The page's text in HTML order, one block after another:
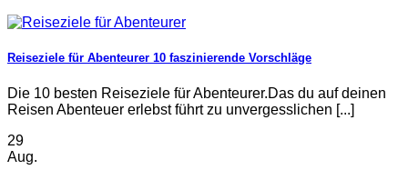
Reiseziele für Abenteurer 10 faszinierende Vorschläge
Die 10 besten Reiseziele für Abenteurer.Das du auf deinen
Reisen Abenteuer erlebst führt zu unvergesslichen [...]
29
Aug.